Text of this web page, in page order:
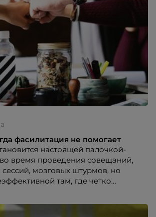
фасилитация не помогает
настоящей палочкой-
время проведения совещаний,
сессий, мозговых штурмов, но
там, где четко